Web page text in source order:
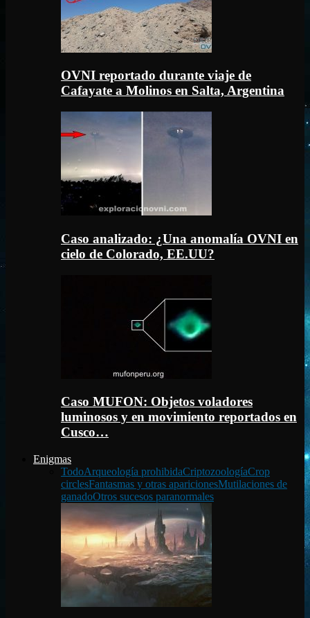
OVNI reportado durante viaje de
Cafayate a Molinos en Salta, Argentina
Caso analizado: ¿Una anomalía OVNI en
cielo de Colorado, EE.UU?
Caso MUFON: Objetos voladores
luminosos y en movimiento reportados en
Cusco…
Enigmas
TodoArqueología prohibidaCriptozoologíaCrop
circlesFantasmas y otras aparicionesMutilaciones de
ganadoOtros sucesos paranormales